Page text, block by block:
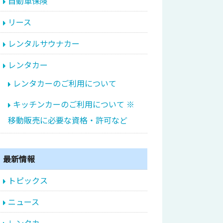
リース
レンタルサウナカー
レンタカー
レンタカーのご利用について
キッチンカーのご利用について ※
移動販売に必要な資格・許可など
最新情報
トピックス
ニュース